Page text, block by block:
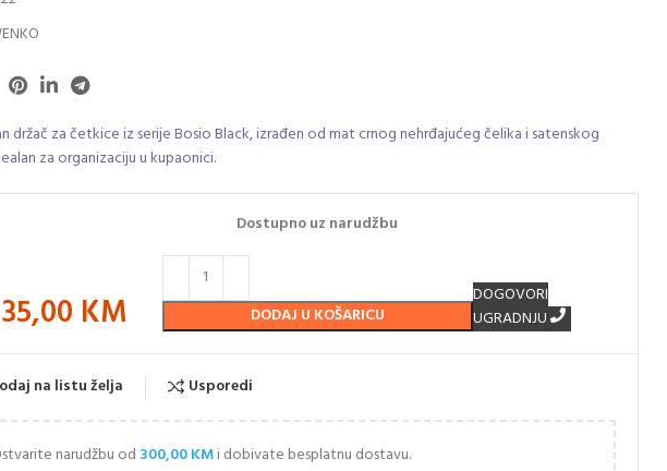
držač za četkice iz serije Bosio Black, izrađen od mat crnog nehrđajućeg čelika i satenskog
za organizaciju u kupaonici.
35,00 KM
Dostupno uz narudžbu
DODAJ U KOŠARICU
DOGOVORI
UGRADNJU
na listu želja Usporedi
narudžbu od 300,00KMi dobivate besplatnu dostavu.